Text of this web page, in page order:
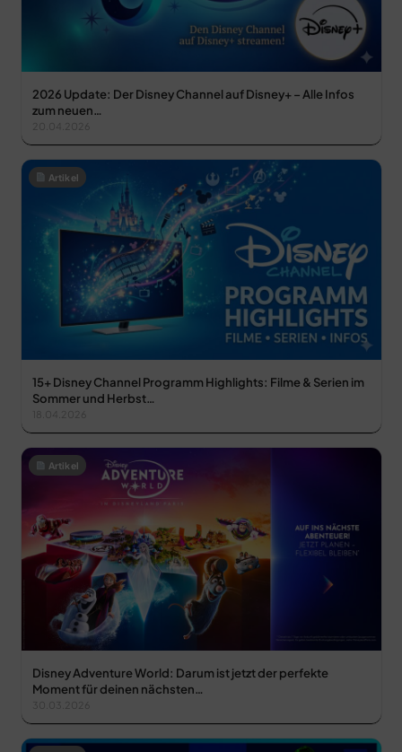
2026 Update: Der Disney Channel auf Disney+ – Alle Infos
zum neuen…
Artikel
15+ Disney Channel Programm Highlights: Filme & Serien im
Sommer und Herbst…
18.04.2026
Artikel
Disney Adventure World: Darum ist jetzt der perfekte
Moment für deinen nächsten…